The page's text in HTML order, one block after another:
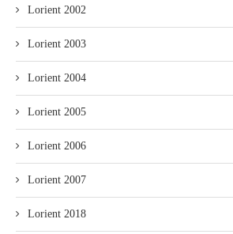
Lorient 2002
Lorient 2003
Lorient 2004
Lorient 2005
Lorient 2006
Lorient 2007
Lorient 2018